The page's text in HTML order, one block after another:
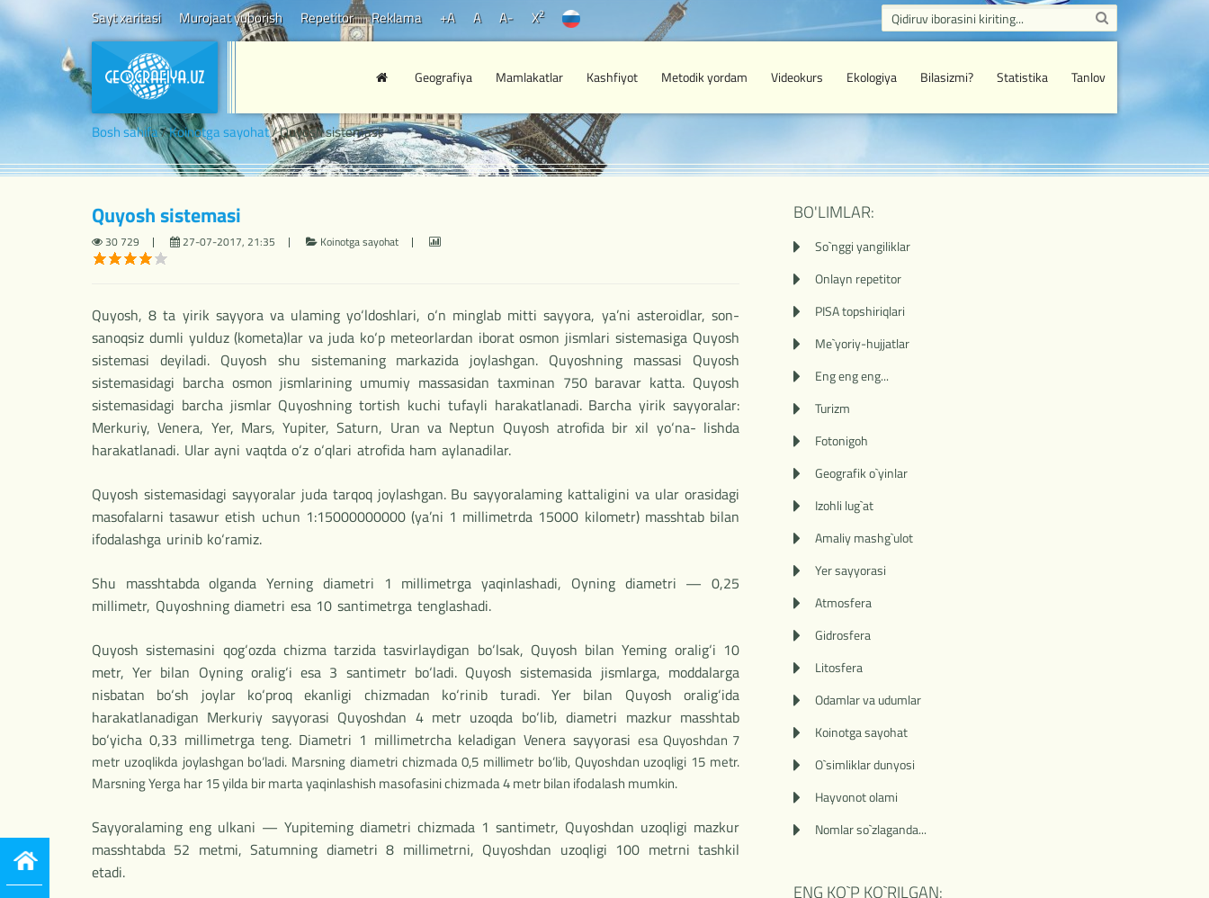
Sayt xaritasi Murojaat yuborish Repetitor Reklama +A A A- X2
Geografiya Mamlakatlar Kashfiyot Metodik yordam Videokurs Ekologiya Bilasizmi? Statistika Tanlov
Bosh sahifa/Koinotga sayohat/ Quyosh sistemasi
Quyosh sistemasi
30 729 27-07-2017, 21:35 Koinotga sayohat
Quyosh, 8 ta yirik sayyora va ulaming yo‘ldoshlari, o‘n minglab mitti sayyora, ya’ni asteroidlar, son-
sanoqsiz dumli yulduz (kometa)lar va juda ko‘p meteorlardan iborat osmon jismlari sistemasiga Quyosh
sistemasi deyiladi. Quyosh shu sistemaning markazida joylashgan. Quyoshning massasi Quyosh
sistemasidagi barcha osmon jismlarining umumiy massasidan taxminan 750 baravar katta. Quyosh
sistemasidagi barcha jismlar Quyoshning tortish kuchi tufayli harakatlanadi. Barcha yirik sayyoralar:
Merkuriy, Venera, Yer, Mars, Yupiter, Sa­turn, Uran va Neptun Quyosh atrofida bir xil yo‘na- lishda
harakatlanadi. Ular ayni vaqtda o‘z o‘qlari atrofida ham aylanadilar.
Quyosh sistemasidagi sayyoralar juda tarqoq joylashgan. Bu sayyoralaming kattaligini va ular orasidagi
masofalarni tasawur etish uchun 1:15000000000 (ya’ni 1 millimetrda 15000 kilo­metr) masshtab bilan
ifodalashga urinib ko‘ramiz.
Shu masshtabda olganda Yerning diametri 1 millimetrga yaqinlashadi, Oyning diametri — 0,25
millimetr, Quyoshning diametri esa 10 santimetrga tenglashadi.
Quyosh sistemasini qog‘ozda chizma tarzida tasvirlaydigan bo‘lsak, Quyosh bilan Yeming oralig‘i 10
metr, Yer bilan Oyning oralig‘i esa 3 santimetr bo‘ladi. Quyosh sistemasida jismlarga, moddalarga
nisbatan bo‘sh joylar ko‘proq ekanligi chizmadan ko‘rinib turadi. Yer bilan Quyosh oralig‘ida
harakatlanadigan Merkuriy sayyorasi Quyoshdan 4 metr uzoqda bo‘lib, diametri mazkur masshtab
bo‘yicha 0,33 millimetr­ga teng. Diametri 1 millimetrcha keladigan Venera sayyorasi esa Quyoshdan 7
metr uzoqlikda joylashgan bo‘ladi. Marsning diametri chizmada 0,5 millimetr bo‘lib, Quyoshdan uzoqligi 15 metr.
Marsning Yerga har 15 yilda bir marta yaqinlashish masofasini chizmada 4 metr bilan ifodalash mumkin.
Sayyoralaming eng ulkani — Yupiteming diametri chizma­da 1 santimetr, Quyoshdan uzoqligi mazkur
masshtabda 52 metmi, Satumning diametri 8 millimetrni, Quyoshdan uzoqli­gi 100 metrni tashkil
etadi.
BO'LIMLAR:
So`nggi yangiliklar
Onlayn repetitor
PISA topshiriqlari
Me`yoriy-hujjatlar
Eng eng eng...
Turizm
Fotonigoh
Geografik o`yinlar
Izohli lug`at
Amaliy mashg`ulot
Yer sayyorasi
Atmosfera
Gidrosfera
Litosfera
Odamlar va udumlar
Koinotga sayohat
O`simliklar dunyosi
Hayvonot olami
Nomlar so`zlaganda...
ENG KO`P KO`RILGAN: